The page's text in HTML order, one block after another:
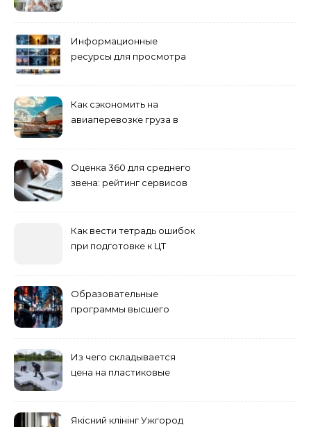
Информационные
ресурсы для просмотра
Как сэкономить на
авиаперевозке груза в
Оценка 360 для среднего
звена: рейтинг сервисов
Как вести тетрадь ошибок
при подготовке к ЦТ
Образовательные
программы высшего
Из чего складывается
цена на пластиковые
Якісний клінінг Ужгород